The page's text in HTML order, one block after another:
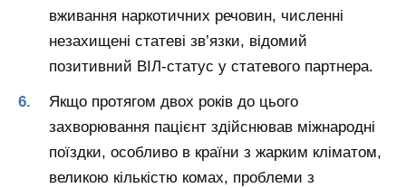
вживання наркотичних речовин, численні
незахищені статеві зв’язки, відомий
позитивний ВІЛ-статус у статевого партнера.
Якщо протягом двох років до цього
захворювання пацієнт здійснював міжнародні
поїздки, особливо в країни з жарким кліматом,
великою кількістю комах, проблеми з